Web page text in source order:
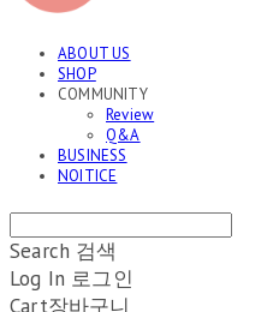
ABOUT US
SHOP
COMMUNITY
Review
Q&A
BUSINESS
NOITICE
Search 검색
Log In 로그인
Cart장바구니